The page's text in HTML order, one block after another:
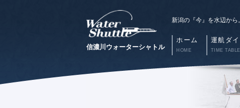
信濃川ウォーターシャトル
新潟の『今』を水辺か
ホーム
HOME
運航ダ
TIME TABLE